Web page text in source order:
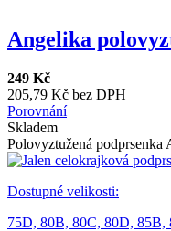
Angelika
249 Kč
205,79 Kč bez DPH
Porovnání
Skladem
Polovyztužená podprsenka
Dostupné velikosti:
75D, 80B, 80C, 80D, 85B,